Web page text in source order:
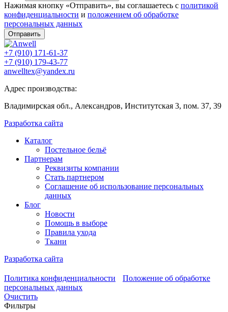
Нажимая кнопку «Отправить», вы соглашаетесь с политикой
конфиденциальности и положением об обработке
персональных данных
Отправить
+7 (910) 171-61-37
+7 (910) 179-43-77
anwelltex@yandex.ru
Адрес производства:
Владимирская обл., Александров, Институтская 3, пом. 37, 39
Разработка сайта
Каталог
Постельное бельё
Партнерам
Реквизиты компании
Стать партнером
Соглашение об использование персональных
данных
Блог
Новости
Помощь в выборе
Правила ухода
Ткани
Разработка сайта
Политика конфиденциальности
Положение об обработке
персональных данных
Очистить
Фильтры